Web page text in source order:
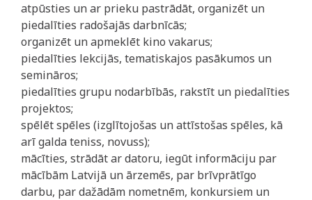
atpūsties un ar prieku pastrādāt, organizēt un
piedalīties radošajās darbnīcās;
organizēt un apmeklēt kino vakarus;
piedalīties lekcijās, tematiskajos pasākumos un
semināros;
piedalīties grupu nodarbībās, rakstīt un piedalīties
projektos;
spēlēt spēles (izglītojošas un attīstošas spēles, kā
arī galda teniss, novuss);
mācīties, strādāt ar datoru, iegūt informāciju par
mācībām Latvijā un ārzemēs, par brīvprātīgo
darbu, par dažādām nometnēm, konkursiem un